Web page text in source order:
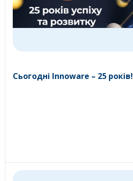
Сьогодні Innoware – 25 років!